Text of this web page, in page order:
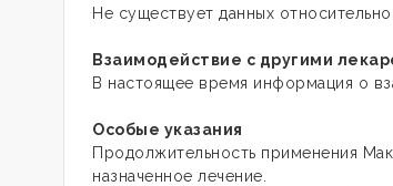
Не существует данных
Взаимодействие с другими
В настоящее время информация о
Особые указания
Продолжительность применения
назначенное лечение.